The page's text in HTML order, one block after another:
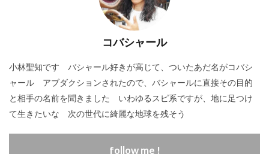
コバシャール
小林聖知です バシャール好きが高じて、ついたあだ名がコバシ
ャール アブダクションされたので、バシャールに直接その目的
と相手の名前を聞きました いわゆるスピ系ですが、地に足つけ
て生きたいな 次の世代に綺麗な地球を残そう
follow me !